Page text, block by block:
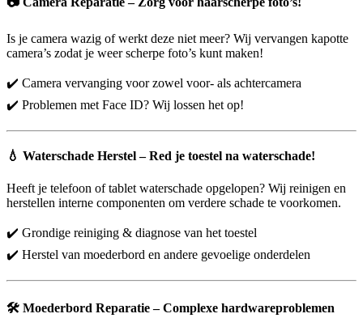
Is je camera wazig of werkt deze niet meer? Wij vervangen kapotte
camera’s zodat je weer scherpe foto’s kunt maken!
✔️ Camera vervanging voor zowel voor- als achtercamera
✔️ Problemen met Face ID? Wij lossen het op!
💧 Waterschade Herstel – Red je toestel na waterschade!
Heeft je telefoon of tablet waterschade opgelopen? Wij reinigen en
herstellen interne componenten om verdere schade te voorkomen.
✔️ Grondige reiniging & diagnose van het toestel
✔️ Herstel van moederbord en andere gevoelige onderdelen
🛠️ Moederbord Reparatie – Complexe hardwareproblemen